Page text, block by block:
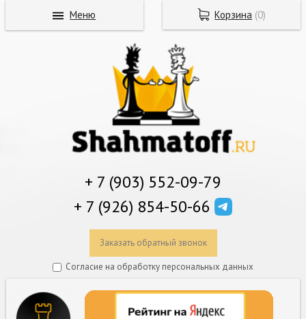
+ 7 (903) 552-09-79
+ 7 (926) 854-50-66
Заказать обратный звонок
Согласие на обработку персональных данных
Корзина (0)
Меню